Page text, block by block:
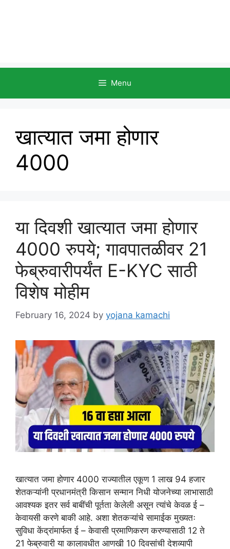
Menu
खात्यात जमा होणार
4000
या दिवशी खात्यात जमा होणार
4000 रुपये; गावपातळीवर 21
फेब्रुवारीपर्यंत E-KYC साठी
विशेष मोहीम
February 16, 2024 by yojana kamachi
खात्यात जमा होणार 4000 राज्यातील एकूण 1 लाख 94 हजार
शेतकऱ्यांनी प्रधानमंत्री किसान सन्मान निधी योजनेच्या लाभासाठी
आवश्यक इतर सर्व बाबींची पूर्तता केलेली असून त्यांचे केवळ ई –
केवायसी करणे बाकी आहे. अशा शेतकऱ्यांचे सामाईक मुख्यतः
सुविधा केंद्रांमार्फत ई – केवासी प्रमाणिकरण करण्यासाठी 12 ते
21 फेब्रुवारी या कालावधीत आणखी 10 दिवसांची देशव्यापी